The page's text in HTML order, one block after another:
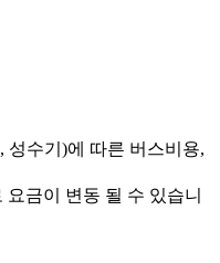
성수기)에 따른 버스비용,
금이 변동 될 수 있습니